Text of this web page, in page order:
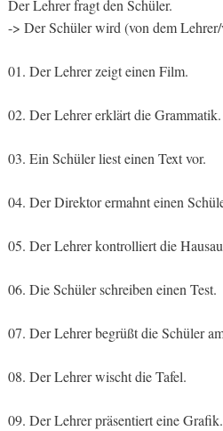
Der Lehrer fragt den Schüler.
-> Der Schüler wird (von dem
01. Der Lehrer zeigt einen Film.
02. Der Lehrer erklärt die Grammatik.
03. Ein Schüler liest einen Text vor.
04. Der Direktor ermahnt einen
05. Der Lehrer kontrolliert die
06. Die Schüler schreiben einen Test.
07. Der Lehrer begrüßt die Schüler
08. Der Lehrer wischt die Tafel.
09. Der Lehrer präsentiert eine Grafik.